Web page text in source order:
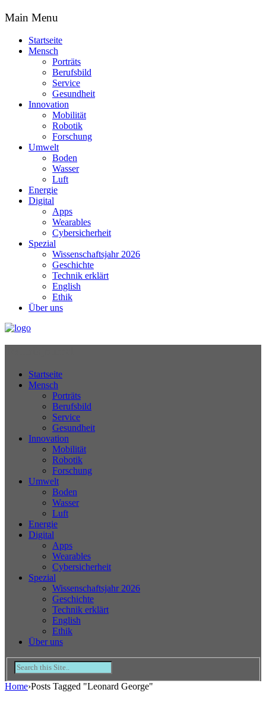
Main Menu
Startseite
Mensch
Porträts
Berufsbild
Service
Gesundheit
Innovation
Mobilität
Robotik
Forschung
Umwelt
Boden
Wasser
Luft
Energie
Digital
Apps
Wearables
Cybersicherheit
Spezial
Wissenschaftsjahr 2026
Geschichte
Technik erklärt
English
Ethik
Über uns
Startseite
Mensch
Porträts
Berufsbild
Service
Gesundheit
Innovation
Mobilität
Robotik
Forschung
Umwelt
Boden
Wasser
Luft
Energie
Digital
Apps
Wearables
Cybersicherheit
Spezial
Wissenschaftsjahr 2026
Geschichte
Technik erklärt
English
Ethik
Über uns
Home›Posts Tagged "Leonard George"